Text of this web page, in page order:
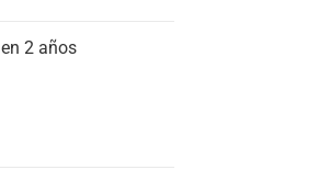
en 2 años